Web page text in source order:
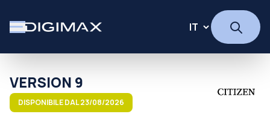
VERSION 9
DISPONIBILE DAL 23/08/2026